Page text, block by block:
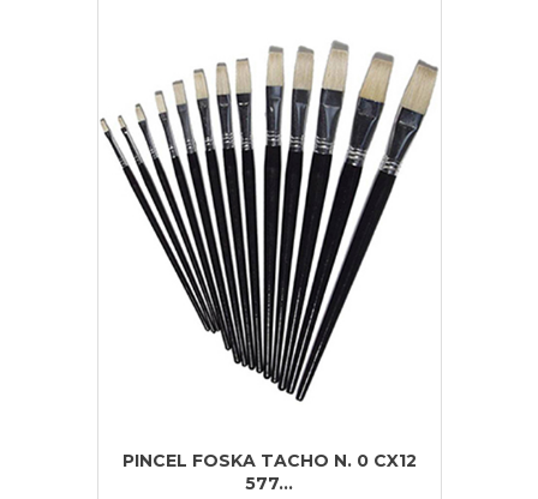
PINCEL FOSKA TACHO N. 0 CX12
577...